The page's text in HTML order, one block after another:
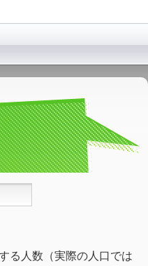
る人数（実際の人口では